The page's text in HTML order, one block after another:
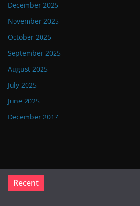
December 2025
November 2025
October 2025
September 2025
August 2025
July 2025
June 2025
December 2017
Recent